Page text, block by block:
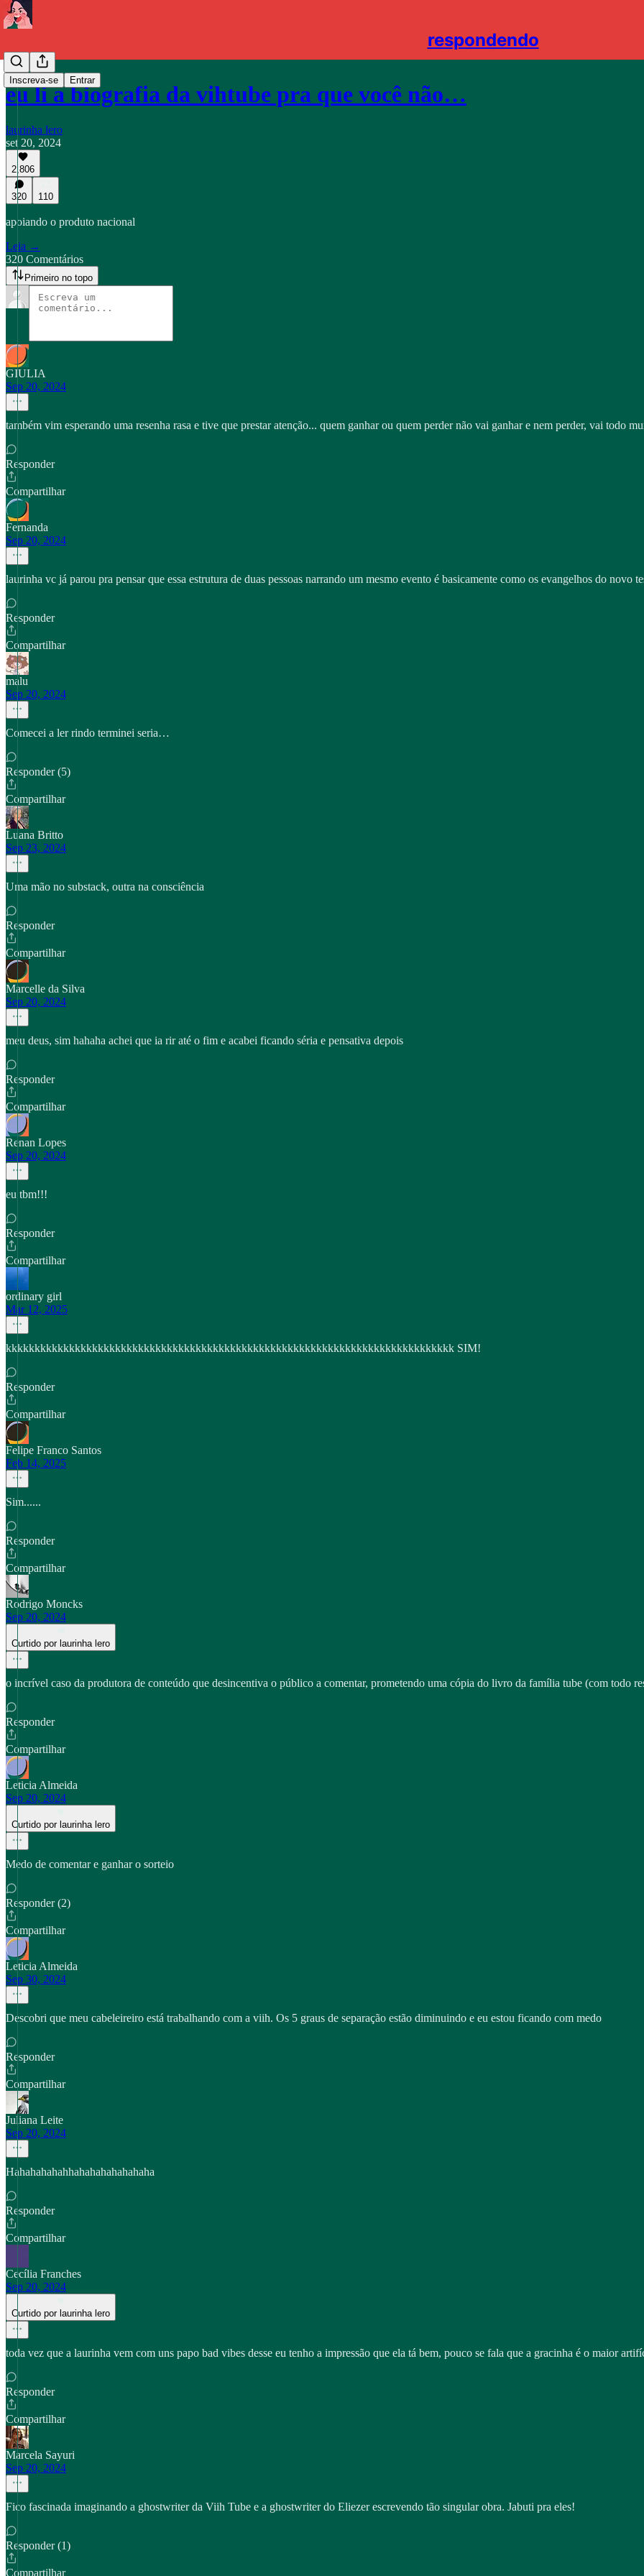
respondendo
Inscreva-se Entrar
eu li a biografia da vihtube pra que você não…
laurinha lero
set 20, 2024
2,806
320 110
apoiando o produto nacional
Leia →
320 Comentários
Primeiro no topo
GIULIA
Sep 20, 2024
também vim esperando uma resenha rasa e tive que prestar atenção... quem ganhar ou quem perder não vai ganhar e nem perder, vai todo
Responder
Compartilhar
Fernanda
Sep 20, 2024
laurinha vc já parou pra pensar que essa estrutura de duas pessoas narrando um mesmo evento é basicamente como os evangelhos do novo
Responder
Compartilhar
malu
Sep 20, 2024
Comecei a ler rindo terminei seria…
Responder (5)
Compartilhar
Luana Britto
Sep 23, 2024
Uma mão no substack, outra na consciência
Responder
Compartilhar
Marcelle da Silva
Sep 20, 2024
meu deus, sim hahaha achei que ia rir até o fim e acabei ficando séria e pensativa depois
Responder
Compartilhar
Renan Lopes
Sep 20, 2024
eu tbm!!!
Responder
Compartilhar
ordinary girl
Mar 12, 2025
kkkkkkkkkkkkkkkkkkkkkkkkkkkkkkkkkkkkkkkkkkkkkkkkkkkkkkkkkkkkkkkkkkkkkkkkkkkkkk SIM!
Responder
Compartilhar
Felipe Franco Santos
Feb 14, 2025
Sim......
Responder
Compartilhar
Rodrigo Moncks
Sep 20, 2024
Curtido por laurinha lero
o incrível caso da produtora de conteúdo que desincentiva o público a comentar, prometendo uma cópia do livro da família tube (com todo
Responder
Compartilhar
Leticia Almeida
Sep 20, 2024
Curtido por laurinha lero
Medo de comentar e ganhar o sorteio
Responder (2)
Compartilhar
Leticia Almeida
Sep 30, 2024
Descobri que meu cabeleireiro está trabalhando com a viih. Os 5 graus de separação estão diminuindo e eu estou ficando com medo
Responder
Compartilhar
Juliana Leite
Sep 20, 2024
Hahahahahahhahahahahahahaha
Responder
Compartilhar
Cecília Franches
Sep 20, 2024
Curtido por laurinha lero
toda vez que a laurinha vem com uns papo bad vibes desse eu tenho a impressão que ela tá bem, pouco se fala que a gracinha é o maior
Responder
Compartilhar
Marcela Sayuri
Sep 20, 2024
Fico fascinada imaginando a ghostwriter da Viih Tube e a ghostwriter do Eliezer escrevendo tão singular obra. Jabuti pra eles!
Responder (1)
Compartilhar